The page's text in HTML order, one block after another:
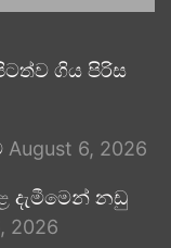
ගිය පිරිස
August 6, 2026
දැමීමෙන් නඩු
2026